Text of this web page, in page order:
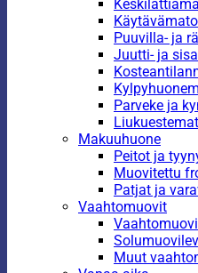
Puuvilla- ja
Juutti- ja
Parveke ja
Makuuhuone
Peitot ja
Muovitettu
Patjat ja
Vaahtomuovit
Muut